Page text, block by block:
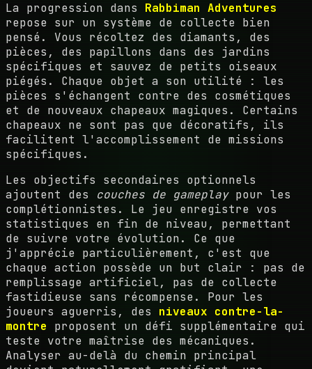
La progression dans Rabbiman Adventures
repose sur un système de collecte bien
pensé. Vous récoltez des diamants, des
pièces, des papillons dans des jardins
spécifiques et sauvez de petits oiseaux
piégés. Chaque objet a son utilité : les
pièces s'échangent contre des cosmétiques
et de nouveaux chapeaux magiques. Certains
chapeaux ne sont pas que décoratifs, ils
facilitent l'accomplissement de missions
spécifiques.
Les objectifs secondaires optionnels
ajoutent des couches de gameplaypour les
complétionnistes. Le jeu enregistre vos
statistiques en fin de niveau, permettant
de suivre votre évolution. Ce que
j'apprécie particulièrement, c'est que
chaque action possède un but clair : pas de
remplissage artificiel, pas de collecte
fastidieuse sans récompense. Pour les
joueurs aguerris, des niveaux contre-la-
montre proposent un défi supplémentaire qui
teste votre maîtrise des mécaniques.
Analyser au-delà du chemin principal